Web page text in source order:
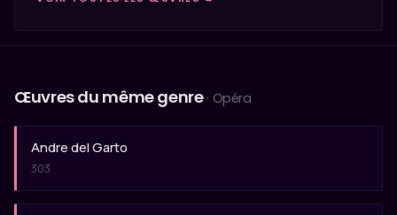
Œuvres du même genre · Opéra
Andre del Garto
303